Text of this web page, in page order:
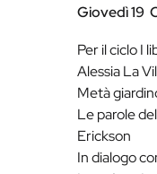
Giovedì 19
Per il ciclo I
Alessia La
Metà
Le parole
Erickson
In dialogo